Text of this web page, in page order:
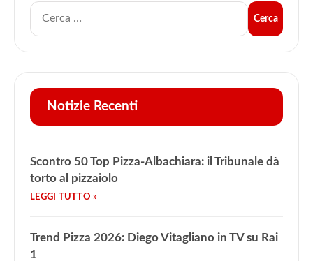
Notizie Recenti
Scontro 50 Top Pizza-Albachiara: il Tribunale dà
torto al pizzaiolo
Trend Pizza 2026: Diego Vitagliano in TV su Rai
1